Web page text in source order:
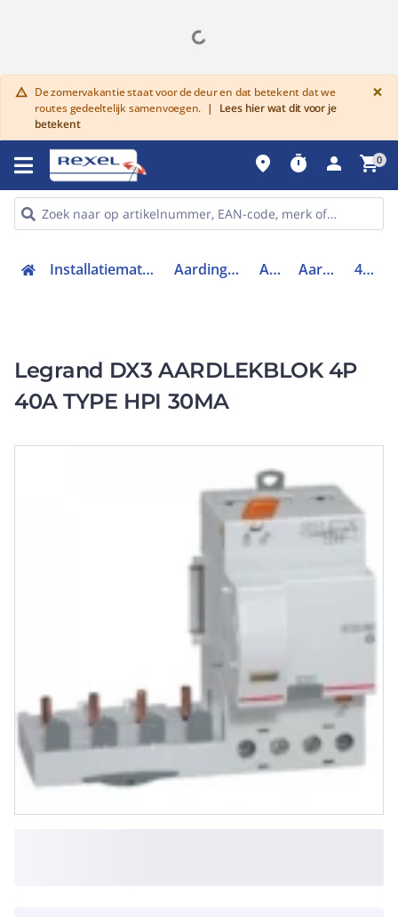
warning De zomervakantie staat voor de deur en dat betekent dat we
routes gedeeltelijk samenvoegen. |
Lees hier wat dit voor je
betekent
×
place timer person shopping_cart0
Installatiemateriaal en buizen Aardingsmaterialen Aarding Aardlekblok 410533
Legrand DX3 AARDLEKBLOK 4P
40A TYPE HPI 30MA